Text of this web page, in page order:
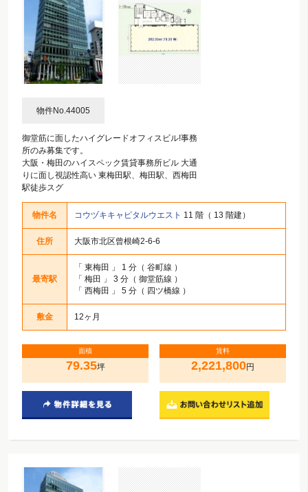
物件No.44005
御堂筋に面したハイグレードオフィスビル!事務
所のみ募集です。
大阪・梅田のハイスペック賃貸事務所ビル 大通
りに面し視認性高い 東梅田駅、梅田駅、西梅田
駅徒歩スグ
物件名 コウヅキキャピタルウエスト 11 階（ 13 階建）
住所 大阪市北区曾根崎2-6-6
最寄駅
「 東梅田
」 1 分（ 谷町線 ）
「 梅田
」 3 分（ 御堂筋線 ）
「 西梅田 」 5 分（ 四ツ橋線 ）
敷金 12ヶ月
面積
79.35坪
賃料
2,221,800円